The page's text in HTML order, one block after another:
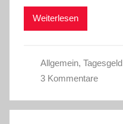
Weiterlesen
Allgemein, Tagesgeld
3 Kommentare